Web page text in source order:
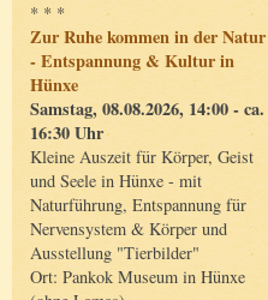
* * *
Zur Ruhe kommen in der Natur
- Entspannung & Kultur in
Hünxe
Samstag, 08.08.2026, 14:00 - ca.
16:30 Uhr
Kleine Auszeit für Körper, Geist
und Seele in Hünxe - mit
Naturführung, Entspannung für
Nervensystem & Körper und
Ausstellung "Tierbilder"
Ort: Pankok Museum in Hünxe